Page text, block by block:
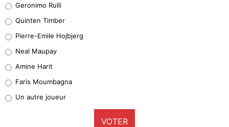
32%
5%
1%
9%
Geronimo Rulli
Quinten Timber
Pierre-Emile Hojbjerg
Neal Maupay
Amine Harit
Faris Moumbagna
Un autre joueur
VOTER